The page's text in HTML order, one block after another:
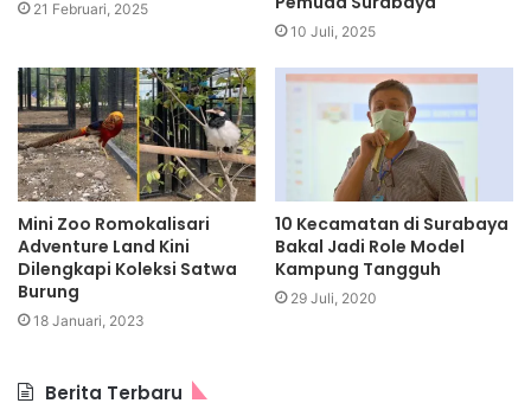
21 Februari, 2025
10 Juli, 2025
Mini Zoo Romokalisari
Adventure Land Kini
Dilengkapi Koleksi Satwa
Burung
18 Januari, 2023
10 Kecamatan di Surabaya
Bakal Jadi Role Model
Kampung Tangguh
29 Juli, 2020
Berita Terbaru